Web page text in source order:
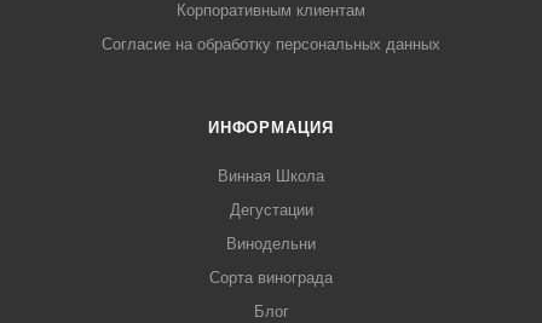
Корпоративным клиентам
Согласие на обработку персональных данных
ИНФОРМАЦИЯ
Винная Школа
Дегустации
Винодельни
Сорта винограда
Блог